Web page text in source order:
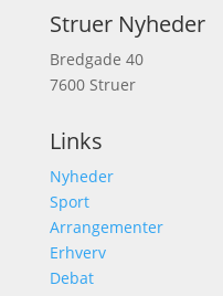
Struer Nyheder
Bredgade 40
7600 Struer
Links
Nyheder
Sport
Arrangementer
Erhverv
Debat